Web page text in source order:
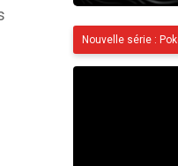
Nouvelle série :